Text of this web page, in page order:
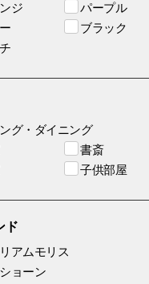
ジ
パープル
ブラック
グ・ダイニング
書斎
子供部屋
ド
アムモリス
ョーン